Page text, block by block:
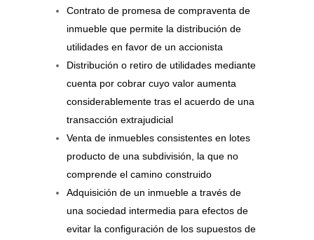
Contrato de promesa de compraventa de
inmueble que permite la distribución de
utilidades en favor de un accionista
Distribución o retiro de utilidades mediante
cuenta por cobrar cuyo valor aumenta
considerablemente tras el acuerdo de una
transacción extrajudicial
Venta de inmuebles consistentes en lotes
producto de una subdivisión, la que no
comprende el camino construido
Adquisición de un inmueble a través de
una sociedad intermedia para efectos de
evitar la configuración de los supuestos de